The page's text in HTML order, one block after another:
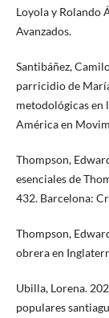
Loyola y Rolando
Avanzados.
Santibáñez,
parricidio de
metodológicas en
América en
Thompson,
esenciales de
432. Barcelona:
Thompson,
obrera en
Ubilla, Lorena.
populares